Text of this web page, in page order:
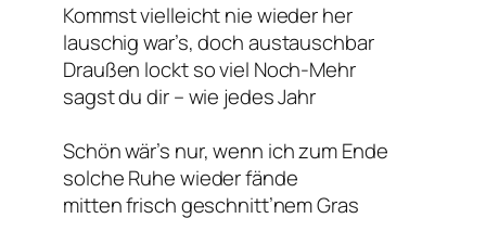
Kommst vielleicht nie wieder her
lauschig war’s, doch austauschbar
Draußen lockt so viel Noch-Mehr
sagst du dir – wie jedes Jahr
Schön wär’s nur, wenn ich zum Ende
solche Ruhe wieder fände
mitten frisch geschnitt’nem Gras